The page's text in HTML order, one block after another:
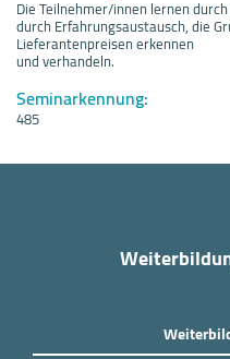
Die Teilnehmer/innen lernen
durch Erfahrungsaustausch, die
Lieferantenpreisen erkennen
und verhandeln.
Seminarkennung:
485